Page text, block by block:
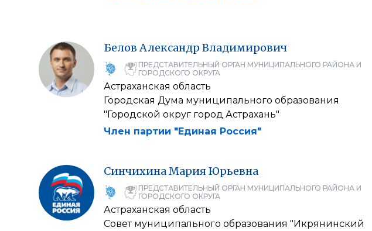
Белов Александр Владимирович
ПРЕДСТАВИТЕЛЬНЫЙ ОРГАН МУНИЦИПАЛЬНОГО РАЙОНА И
ГОРОДСКОГО ОКРУГА
Астраханская область
Городская Дума муниципального образования
"Городской округ город Астрахань"
Член партии "Единая Россия"
СинчихинаМарияЮрьевна
ПРЕДСТАВИТЕЛЬНЫЙ ОРГАН МУНИЦИПАЛЬНОГО РАЙОНА И
ГОРОДСКОГО ОКРУГА
Астраханская область
Совет муниципального образования "Икрянинский